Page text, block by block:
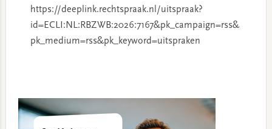
https://deeplink.rechtspraak.nl/uitspraak?
id=ECLI:NL:RBZWB:2026:7167&pk_campaign=rss&
pk_medium=rss&pk_keyword=uitspraken
Sidebar